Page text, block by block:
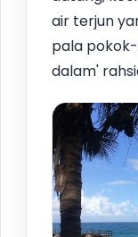
air terjun
pala
dalam'